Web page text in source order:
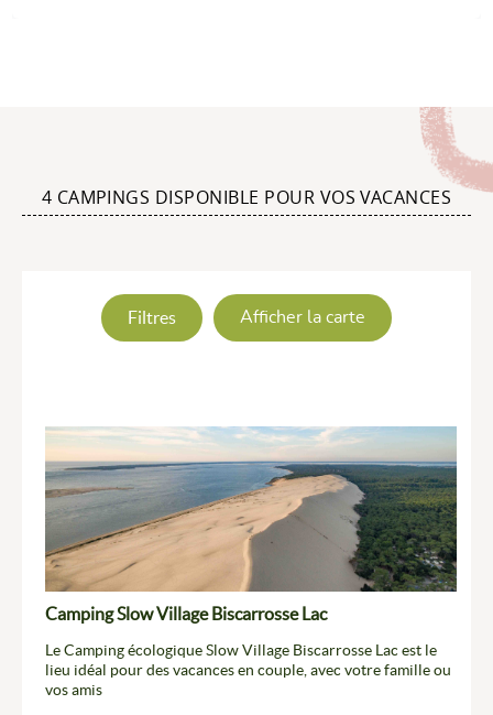
4 CAMPINGS DISPONIBLE POUR VOS VACANCES
Filtres Afficher la carte
Camping Slow Village Biscarrosse Lac
Le Camping écologique Slow Village Biscarrosse Lac est le
lieu idéal pour des vacances en couple, avec votre famille ou
vos amis